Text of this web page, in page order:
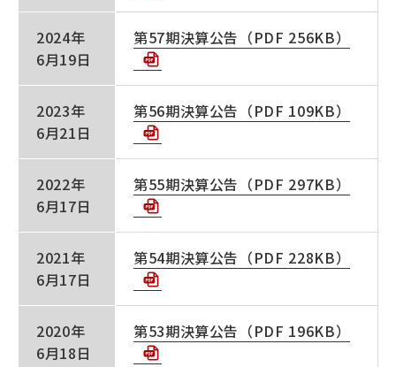
CSRの取組み
お問い合わせ
サイトマップ
コンプライアンス体制
採用情報
2024年
6月19日
第57期決算公告（PDF 256KB）
2023年
6月21日
第56期決算公告（PDF 109KB）
2022年
6月17日
第55期決算公告（PDF 297KB）
2021年
6月17日
第54期決算公告（PDF 228KB）
2020年
6月18日
第53期決算公告（PDF 196KB）